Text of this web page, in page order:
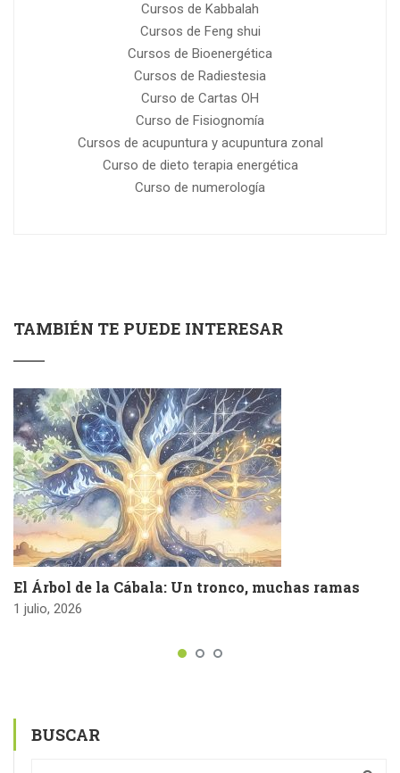
Cursos de Kabbalah
Cursos de Feng shui
Cursos de Bioenergética
Cursos de Radiestesia
Curso de Cartas OH
Curso de Fisiognomía
Cursos de acupuntura y acupuntura zonal
Curso de dieto terapia energética
Curso de numerología
TAMBIÉN TE PUEDE INTERESAR
El Árbol de la Cábala: Un tronco, muchas ramas
1 julio, 2026
BUSCAR